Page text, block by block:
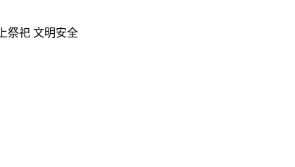
祭祀 文明安全